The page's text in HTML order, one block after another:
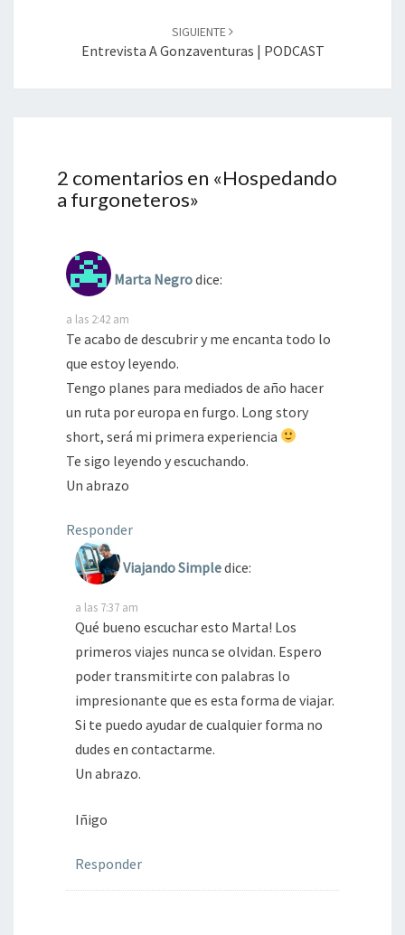
SIGUIENTE
Entrevista A Gonzaventuras | PODCAST
2 comentarios en «Hospedando
a furgoneteros»
Marta Negrodice:
a las 2:42 am
Te acabo de descubrir y me encanta todo lo
que estoy leyendo.
Tengo planes para mediados de año hacer
un ruta por europa en furgo. Long story
short, será mi primera experiencia
Te sigo leyendo y escuchando.
Un abrazo
Responder
Viajando Simpledice:
a las 7:37 am
Qué bueno escuchar esto Marta! Los
primeros viajes nunca se olvidan. Espero
poder transmitirte con palabras lo
impresionante que es esta forma de viajar.
Si te puedo ayudar de cualquier forma no
dudes en contactarme.
Un abrazo.
Iñigo
Responder